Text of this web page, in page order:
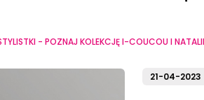
- POZNAJ KOLEKCJĘ I-COUCOU I
21-04-2023